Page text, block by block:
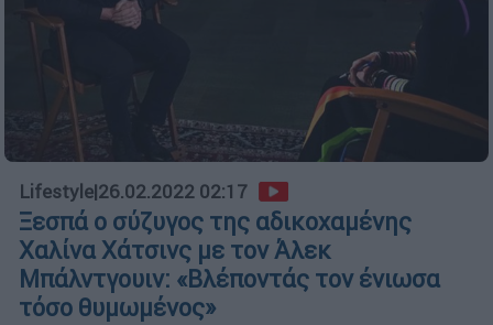
Lifestyle|26.02.2022 02:17
Ξεσπά ο σύζυγος της αδικοχαμένης
Χαλίνα Χάτσινς με τον Άλεκ
Μπάλντγουιν: «Βλέποντάς τον ένιωσα
τόσο θυμωμένος»